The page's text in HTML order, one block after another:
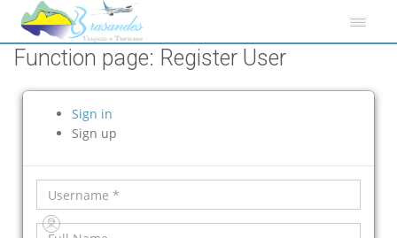
Function page: Register User
Sign in
Sign up